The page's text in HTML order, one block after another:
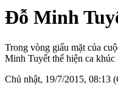
Đỗ Minh
Trong vòng giấu mặt của
Minh Tuyết thể hiện ca
Chủ nhật, 19/7/2015, 08:13